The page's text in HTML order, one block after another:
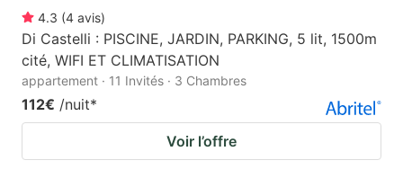
4.3 (4 avis)
Di Castelli : PISCINE, JARDIN, PARKING, 5 lit, 1500m
cité, WIFI ET CLIMATISATION
appartement · 11 Invités · 3 Chambres
112€ /nuit*
Voir l’offre